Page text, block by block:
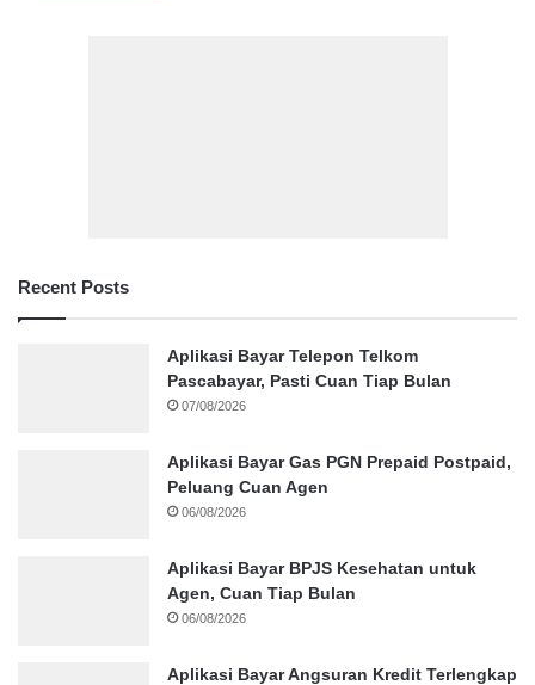
Recent Posts
Aplikasi Bayar Telepon Telkom
Pascabayar, Pasti Cuan Tiap Bulan
07/08/2026
Aplikasi Bayar Gas PGN Prepaid Postpaid,
Peluang Cuan Agen
06/08/2026
Aplikasi Bayar BPJS Kesehatan untuk
Agen, Cuan Tiap Bulan
06/08/2026
Aplikasi Bayar Angsuran Kredit Terlengkap